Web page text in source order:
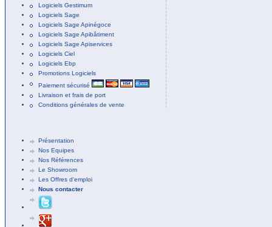
Logiciels Gestimum
Logiciels Sage
Logiciels Sage Apinégoce
Logiciels Sage Apibâtiment
Logiciels Sage Apiservices
Logiciels Ciel
Logiciels Ebp
Promotions Logiciels
Paiement sécurisé
Livraison et frais de port
Conditions générales de vente
Présentation
Nos Equipes
Nos Références
Le Showroom
Les Offres d'emploi
Nous contacter